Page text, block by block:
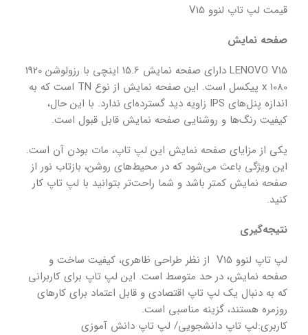
قیمت لپ تاپ لنوو V15
صفحه نمایش
LENOVO V15 دارای صفحه نمایش 15.6 اینچی با رزولوشن 1920
x 1080 پیکسل است. این صفحه نمایش از نوع TN است که به
اندازه پنل‌های IPS زاویه دید گسترده‌ای ندارد. با این حال،
کیفیت رنگ‌ها و روشنایی صفحه نمایش قابل قبول است.
یکی از مزایای صفحه نمایش این لپ تاپ، مات بودن آن است.
این ویژگی باعث می‌شود که در محیط‌های روشن، بازتاب نور از
صفحه نمایش کمتر باشد و شما راحت‌تر بتوانید با لپ تاپ کار
کنید.
نتیجه‌گیری
لپ تاپ لنوو V15 از نظر طراحی ظاهری، کیفیت ساخت و
صفحه نمایش، در حد متوسط است. این لپ تاپ برای کاربرانی
که به دنبال یک لپ تاپ اقتصادی و قابل اعتماد برای کارهای
روزمره هستند، گزینه مناسبی است.
کاربری:لپ تاپ دانشجویی/ لپ تاپ دانش آموزی